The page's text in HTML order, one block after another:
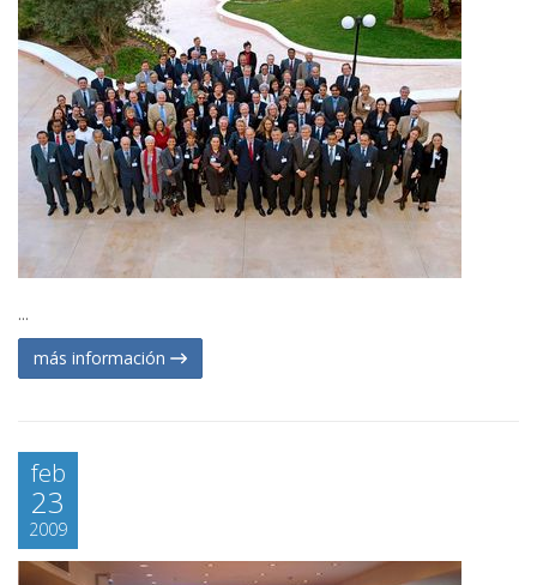
...
más información
feb
23
2009